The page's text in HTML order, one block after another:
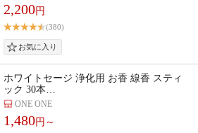
2,200円
(380)
ホワイトセージ 浄化用 お香 線香 スティ
ック 30本…
ONE ONE
1,480円～